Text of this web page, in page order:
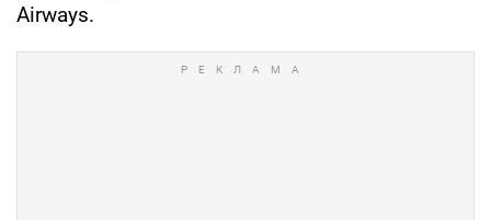
Airways.